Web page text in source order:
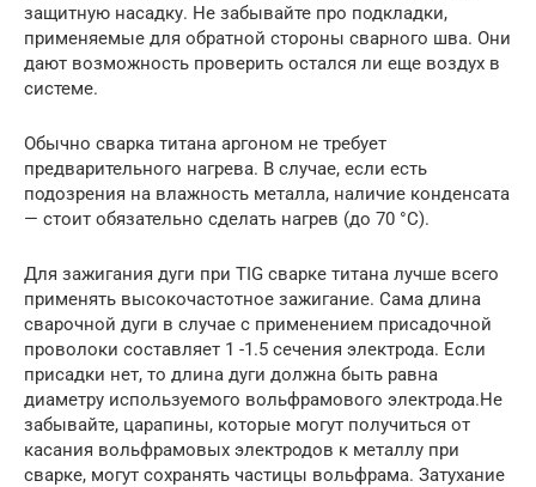
защитную насадку. Не забывайте про подкладки,
применяемые для обратной стороны сварного шва. Они
дают возможность проверить остался ли еще воздух в
системе.
Обычно сварка титана аргоном не требует
предварительного нагрева. В случае, если есть
подозрения на влажность металла, наличие конденсата
— стоит обязательно сделать нагрев (до 70 °C).
Для зажигания дуги при TIG сварке титана лучше всего
применять высокочастотное зажигание. Сама длина
сварочной дуги в случае с применением присадочной
проволоки составляет 1 -1.5 сечения электрода. Если
присадки нет, то длина дуги должна быть равна
диаметру используемого вольфрамового электрода.Не
забывайте, царапины, которые могут получиться от
касания вольфрамовых электродов к металлу при
сварке, могут сохранять частицы вольфрама. Затухание